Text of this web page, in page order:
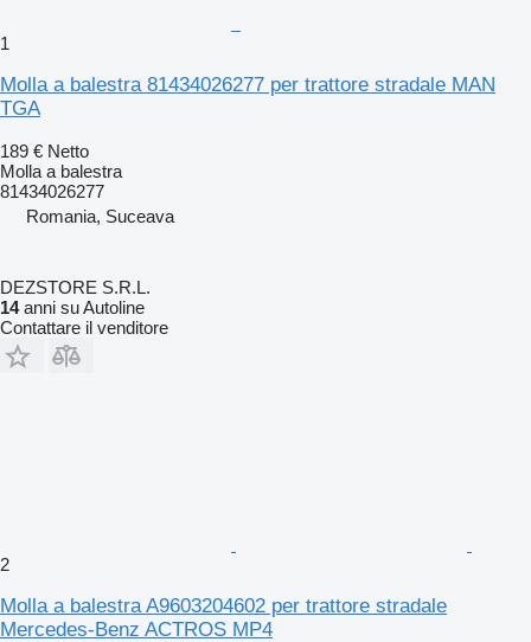
1
Molla a balestra 81434026277 per trattore stradale MAN
TGA
189 € Netto
Molla a balestra
81434026277
Romania, Suceava
DEZSTORE S.R.L.
14anni su Autoline
Contattare il venditore
2
Molla a balestra A9603204602 per trattore stradale
Mercedes-Benz ACTROS MP4